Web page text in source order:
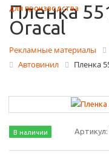
Пленка
Oracal
Рекламные материалы
Автовинил
Пленка
В наличии